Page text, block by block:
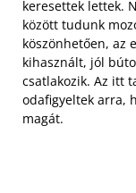
keresettek lettek.
között tudunk
köszönhetően, az
kihasznált, jól
csatlakozik. Az itt
odafigyeltek arra,
magát.